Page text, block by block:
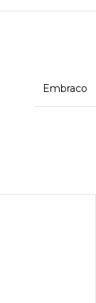
Embraco